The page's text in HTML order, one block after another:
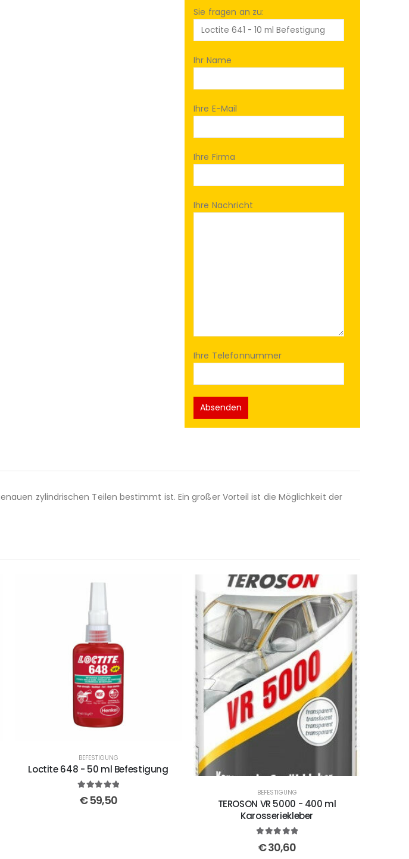
Sie fragen an zu:
Ihr Name
Ihre E-Mail
Ihre Firma
Ihre Nachricht
Ihre Telefonnummer
zylindrischen Teilen bestimmt ist. Ein großer Vorteil ist die Möglichkeit der
BEFESTIGUNG
Loctite 648 - 50 ml Befestigung
out of 5
€59,50
BEFESTIGUNG
TEROSON VR 5000 - 400 ml
Karosseriekleber
out of 5
€30,60